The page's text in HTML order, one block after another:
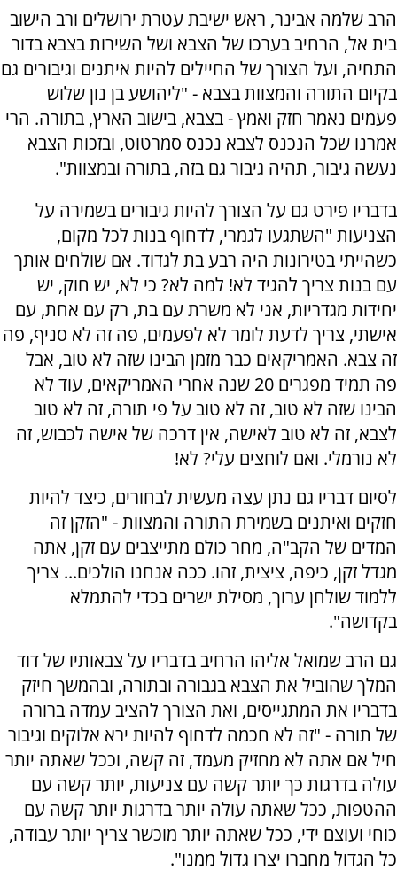
הרב שלמה אבינר, ראש ישיבת עטרת ירושלים ורב הישוב
בית אל, הרחיב בערכו של הצבא ושל השירות בצבא בדור
התחיה, ועל הצורך של החיילים להיות איתנים וגיבורים גם
בקיום התורה והמצוות בצבא - "ליהושע בן נון שלוש
פעמים נאמר חזק ואמץ - בצבא, בישוב הארץ, בתורה. הרי
אמרנו שכל הנכנס לצבא נכנס סמרטוט, ובזכות הצבא
נעשה גיבור, תהיה גיבור גם בזה, בתורה ובמצוות".
בדבריו פירט גם על הצורך להיות גיבורים בשמירה על
הצניעות "השתגעו לגמרי, לדחוף בנות לכל מקום,
כשהייתי בטירונות היה רבע בת לגדוד. אם שולחים אותך
עם בנות צריך להגיד לא! למה לא? כי לא, יש חוק, יש
יחידות מגדריות, אני לא משרת עם בת, רק עם אחת, עם
אישתי, צריך לדעת לומר לא לפעמים, פה זה לא סניף, פה
זה צבא. האמריקאים כבר מזמן הבינו שזה לא טוב, אבל
פה תמיד מפגרים 20 שנה אחרי האמריקאים, עוד לא
הבינו שזה לא טוב, זה לא טוב על פי תורה, זה לא טוב
לצבא, זה לא טוב לאישה, אין דרכה של אישה לכבוש, זה
לא נורמלי. ואם לוחצים עלי? לא!
לסיום דבריו גם נתן עצה מעשית לבחורים, כיצד להיות
חזקים ואיתנים בשמירת התורה והמצוות - "הזקן זה
המדים של הקב"ה, מחר כולם מתייצבים עם זקן, אתה
מגדל זקן, כיפה, ציצית, זהו. ככה אנחנו הולכים... צריך
ללמוד שולחן ערוך, מסילת ישרים בכדי להתמלא
בקדושה".
גם הרב שמואל אליהו הרחיב בדבריו על צבאותיו של דוד
המלך שהוביל את הצבא בגבורה ובתורה, ובהמשך חיזק
בדבריו את המתגייסים, ואת הצורך להציב עמדה ברורה
של תורה - "זה לא חכמה לדחוף להיות ירא אלוקים וגיבור
חיל אם אתה לא מחזיק מעמד, זה קשה, וככל שאתה יותר
עולה בדרגות כך יותר קשה עם צניעות, יותר קשה עם
ההטפות, ככל שאתה עולה יותר בדרגות יותר קשה עם
כוחי ועוצם ידי, ככל שאתה יותר מוכשר צריך יותר עבודה,
כל הגדול מחברו יצרו גדול ממנו".